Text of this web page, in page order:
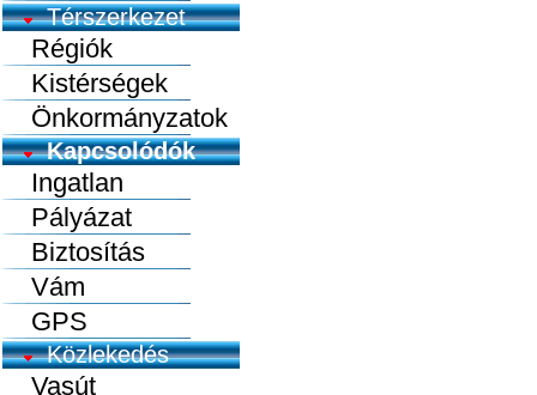
Térszerkezet
Régiók
Kistérségek
Önkormányzatok
Kapcsolódók
Ingatlan
Pályázat
Biztosítás
Vám
GPS
Közlekedés
Vasút